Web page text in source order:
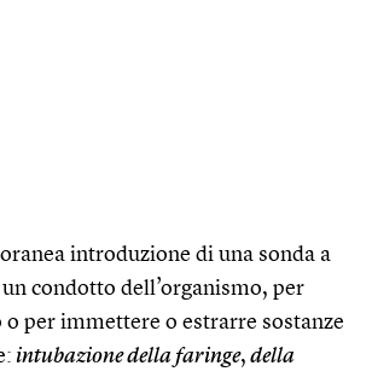
introduzione di una sonda a
condotto dell’organismo, per
per immettere o estrarre sostanze
intubazione della faringe, della